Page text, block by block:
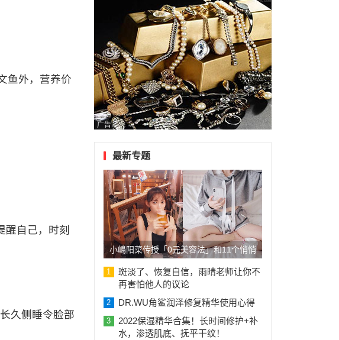
鱼外，营养价
醒自己，时刻
久侧睡令脸部
广告
最新专题
小嶋阳菜传授「0元美容法」和11个悄悄
变
1
斑淡了、恢复自信，雨晴老师让你不
再害怕他人的议论
2 DR.WU角鲨润泽修复精华使用心得
3
2022保湿精华合集！长时间修护+补
水，渗透肌底、抚平干纹！